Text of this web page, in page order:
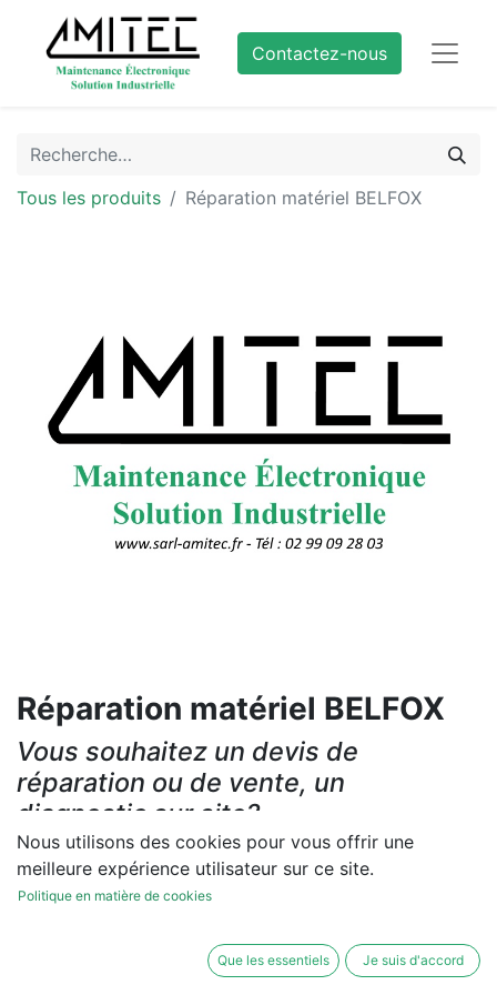
Contactez-nous
Tous les produits Réparation matériel BELFOX
Réparation matériel BELFOX
Vous souhaitez un devis de
réparation ou de vente, un
diagnostic sur site?
Contactez-nous
Les réparations et les ventes sont garanties
Nous utilisons des cookies pour vous offrir une
meilleure expérience utilisateur sur ce site.
Politique en matière de cookies
Que les essentiels Je suis d'accord